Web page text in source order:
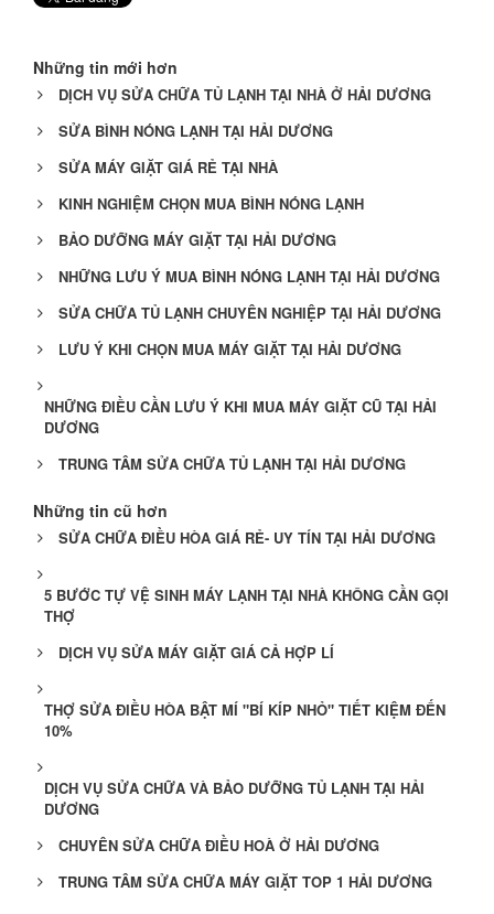
Những tin mới hơn
DỊCH VỤ SỬA CHỮA TỦ LẠNH TẠI NHÀ Ở HẢI DƯƠNG
SỬA BÌNH NÓNG LẠNH TẠI HẢI DƯƠNG
SỬA MÁY GIẶT GIÁ RẺ TẠI NHÀ
KINH NGHIỆM CHỌN MUA BÌNH NÓNG LẠNH
BẢO DƯỠNG MÁY GIẶT TẠI HẢI DƯƠNG
NHỮNG LƯU Ý MUA BÌNH NÓNG LẠNH TẠI HẢI DƯƠNG
SỬA CHỮA TỦ LẠNH CHUYÊN NGHIỆP TẠI HẢI DƯƠNG
LƯU Ý KHI CHỌN MUA MÁY GIẶT TẠI HẢI DƯƠNG
NHỮNG ĐIỀU CẦN LƯU Ý KHI MUA MÁY GIẶT CŨ TẠI HẢI
DƯƠNG
TRUNG TÂM SỬA CHỮA TỦ LẠNH TẠI HẢI DƯƠNG
Những tin cũ hơn
SỬA CHỮA ĐIỀU HÒA GIÁ RẺ- UY TÍN TẠI HẢI DƯƠNG
5 BƯỚC TỰ VỆ SINH MÁY LẠNH TẠI NHÀ KHÔNG CẦN GỌI
THỢ
DỊCH VỤ SỬA MÁY GIẶT GIÁ CẢ HỢP LÍ
THỢ SỬA ĐIỀU HÒA BẬT MÍ "BÍ KÍP NHỎ" TIẾT KIỆM ĐẾN
10%
DỊCH VỤ SỬA CHỮA VÀ BẢO DƯỠNG TỦ LẠNH TẠI HẢI
DƯƠNG
CHUYÊN SỬA CHỮA ĐIỀU HOÀ Ở HẢI DƯƠNG
TRUNG TÂM SỬA CHỮA MÁY GIẶT TOP 1 HẢI DƯƠNG